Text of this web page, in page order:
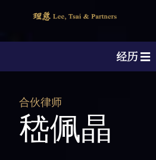
经历 ☰
合伙律师
嵇佩晶